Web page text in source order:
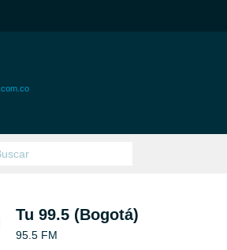
.com.co
Tu 99.5 (Bogotá)
95.5 FM